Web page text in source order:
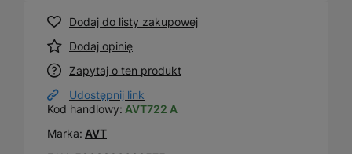
Dodaj do listy zakupowej
Dodaj opinię
Zapytaj o ten produkt
Udostępnij link
Kod handlowy: AVT722 A
Marka: AVT